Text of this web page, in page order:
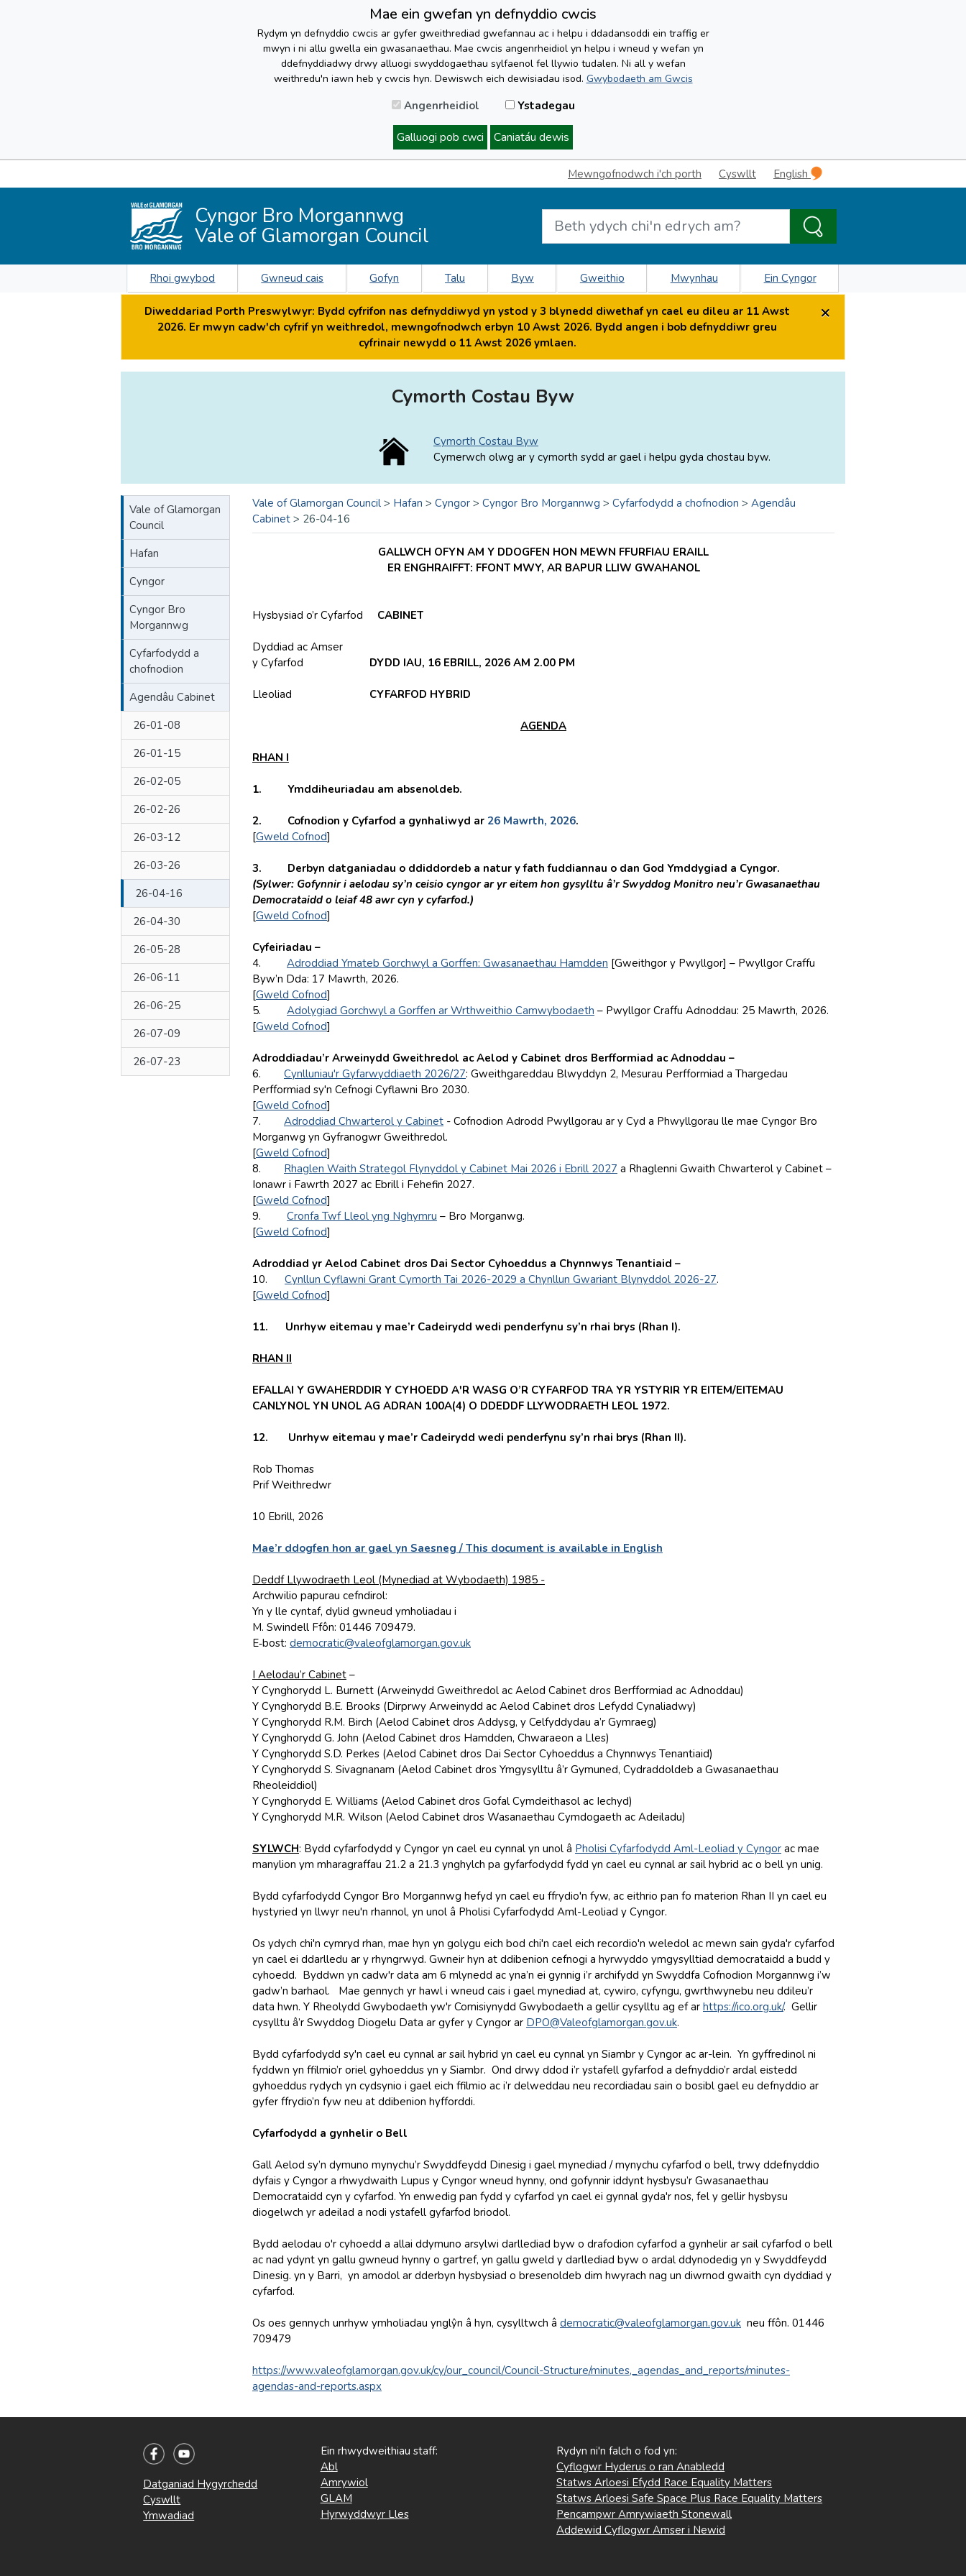
Mae ein gwefan yn defnyddio cwcis
Rydym yn defnyddio cwcis ar gyfer gweithrediad gwefannau ac i helpu i ddadansoddi ein traffig er
mwyn i ni allu gwella ein gwasanaethau. Mae cwcis angenrheidiol yn helpu i wneud y wefan yn
ddefnyddiadwy drwy alluogi swyddogaethau sylfaenol fel llywio tudalen. Ni all y wefan
weithredu'n iawn heb y cwcis hyn. Dewiswch eich dewisiadau isod. Gwybodaeth am Gwcis
Angenrheidiol Ystadegau
Galluogi pob cwci Caniatáu dewis
Mewngofnodwch i'ch porth Cyswllt English
Cyngor Bro Morgannwg
Vale of Glamorgan Council
Rhoi gwybod Gwneud cais Gofyn Talu Byw Gweithio Mwynhau Ein Cyngor
Diweddariad Porth Preswylwyr: Bydd cyfrifon nas defnyddiwyd yn ystod y 3 blynedd diwethaf yn cael eu dileu ar 11 Awst
2026. Er mwyn cadw'ch cyfrif yn weithredol, mewngofnodwch erbyn 10 Awst 2026. Bydd angen i bob defnyddiwr greu
cyfrinair newydd o 11 Awst 2026 ymlaen.
×
Cymorth Costau Byw
Cymorth Costau Byw
Cymerwch olwg ar y cymorth sydd ar gael i helpu gyda chostau byw.
Vale of Glamorgan
Council
Hafan
Cyngor
Cyngor Bro
Morgannwg
Cyfarfodydd a
chofnodion
Agendâu Cabinet
26-01-08
26-01-15
26-02-05
26-02-26
26-03-12
26-03-26
26-04-16
26-04-30
26-05-28
26-06-11
26-06-25
26-07-09
26-07-23
Vale of Glamorgan Council > Hafan > Cyngor > Cyngor Bro Morgannwg > Cyfarfodydd a chofnodion > Agendâu
Cabinet > 26-04-16
GALLWCH OFYN AM Y DDOGFEN HON MEWN FFURFIAU ERAILL
ER ENGHRAIFFT: FFONT MWY, AR BAPUR LLIW GWAHANOL
Hysbysiad o’r Cyfarfod CABINET
Dyddiad ac Amser
y Cyfarfod
DYDD IAU, 16 EBRILL, 2026 AM 2.00 PM
Lleoliad CYFARFOD HYBRID
AGENDA
RHAN I
1. Ymddiheuriadau am absenoldeb.
2. Cofnodion y Cyfarfod a gynhaliwyd ar 26 Mawrth, 2026.
[Gweld Cofnod]
3. Derbyn datganiadau o ddiddordeb a natur y fath fuddiannau o dan God Ymddygiad a Cyngor.
(Sylwer: Gofynnir i aelodau sy’n ceisio cyngor ar yr eitem hon gysylltu â’rSwyddog Monitro neu’r Gwasanaethau
Democrataidd o leiaf 48 awr cyn y cyfarfod.)
[Gweld Cofnod]
Cyfeiriadau –
4. Adroddiad Ymateb Gorchwyl a Gorffen: Gwasanaethau Hamdden [Gweithgor y Pwyllgor] – Pwyllgor Craffu
Byw’n Dda: 17 Mawrth, 2026.
[Gweld Cofnod]
5. Adolygiad Gorchwyl a Gorffen ar Wrthweithio Camwybodaeth – Pwyllgor Craffu Adnoddau: 25 Mawrth, 2026.
[Gweld Cofnod]
Adroddiadau’r Arweinydd Gweithredol ac Aelod y Cabinet dros Berfformiad ac Adnoddau –
6. Cynlluniau'r Gyfarwyddiaeth 2026/27: Gweithgareddau Blwyddyn 2, Mesurau Perfformiad a Thargedau
Perfformiad sy'n Cefnogi Cyflawni Bro 2030.
[Gweld Cofnod]
7. Adroddiad Chwarterol y Cabinet - Cofnodion Adrodd Pwyllgorau ar y Cyd a Phwyllgorau lle mae Cyngor Bro
Morganwg yn Gyfranogwr Gweithredol.
[Gweld Cofnod]
8. Rhaglen Waith Strategol Flynyddol y Cabinet Mai 2026 i Ebrill 2027 a Rhaglenni Gwaith Chwarterol y Cabinet –
Ionawr i Fawrth 2027 ac Ebrill i Fehefin 2027.
[Gweld Cofnod]
9. Cronfa Twf Lleol yng Nghymru – Bro Morganwg.
[Gweld Cofnod]
Adroddiad yr Aelod Cabinet dros Dai Sector Cyhoeddus a Chynnwys Tenantiaid –
10. Cynllun Cyflawni Grant Cymorth Tai 2026-2029 a Chynllun Gwariant Blynyddol 2026-27.
[Gweld Cofnod]
11. Unrhyw eitemau y mae’r Cadeirydd wedi penderfynu sy’n rhai brys (Rhan I).
RHAN II
EFALLAI Y GWAHERDDIR Y CYHOEDD A'R WASG O’R CYFARFOD TRA YR YSTYRIR YR EITEM/EITEMAU
CANLYNOL YN UNOL AG ADRAN 100A(4) O DDEDDF LLYWODRAETH LEOL 1972.
12. Unrhyw eitemau y mae’r Cadeirydd wedi penderfynu sy’n rhai brys (Rhan II).
Rob Thomas
Prif Weithredwr
10 Ebrill, 2026
Mae’r ddogfen hon ar gael yn Saesneg / This document is available in English
Deddf Llywodraeth Leol (Mynediad at Wybodaeth) 1985 -
Archwilio papurau cefndirol:
Yn y lle cyntaf, dylid gwneud ymholiadau i
M. Swindell Ffôn: 01446 709479.
E‑bost: democratic@valeofglamorgan.gov.uk
I Aelodau’r Cabinet –
Y Cynghorydd L. Burnett (Arweinydd Gweithredol ac Aelod Cabinet dros Berfformiad ac Adnoddau)
Y Cynghorydd B.E. Brooks (Dirprwy Arweinydd ac Aelod Cabinet dros Lefydd Cynaliadwy)
Y Cynghorydd R.M. Birch (Aelod Cabinet dros Addysg, y Celfyddydau a’r Gymraeg)
Y Cynghorydd G. John (Aelod Cabinet dros Hamdden, Chwaraeon a Lles)
Y Cynghorydd S.D. Perkes (Aelod Cabinet dros Dai Sector Cyhoeddus a Chynnwys Tenantiaid)
Y Cynghorydd S. Sivagnanam (Aelod Cabinet dros Ymgysylltu â’r Gymuned, Cydraddoldeb a Gwasanaethau
Rheoleiddiol)
Y Cynghorydd E. Williams (Aelod Cabinet dros Gofal Cymdeithasol ac Iechyd)
Y Cynghorydd M.R. Wilson (Aelod Cabinet dros Wasanaethau Cymdogaeth ac Adeiladu)
SYLWCH: Bydd cyfarfodydd y Cyngor yn cael eu cynnal yn unol â Pholisi Cyfarfodydd Aml-Leoliad y Cyngor ac mae
manylion ym mharagraffau 21.2 a 21.3 ynghylch pa gyfarfodydd fydd yn cael eu cynnal ar sail hybrid ac o bell yn unig.
Bydd cyfarfodydd Cyngor Bro Morgannwg hefyd yn cael eu ffrydio'n fyw, ac eithrio pan fo materion Rhan II yn cael eu
hystyried yn llwyr neu'n rhannol, yn unol â Pholisi Cyfarfodydd Aml-Leoliad y Cyngor.
Os ydych chi'n cymryd rhan, mae hyn yn golygu eich bod chi'n cael eich recordio'n weledol ac mewn sain gyda'r cyfarfod
yn cael ei ddarlledu ar y rhyngrwyd. Gwneir hyn at ddibenion cefnogi a hyrwyddo ymgysylltiad democrataidd a budd y
cyhoedd. Byddwn yn cadw'r data am 6 mlynedd ac yna’n ei gynnig i’r archifydd yn Swyddfa Cofnodion Morgannwg i’w
gadw’n barhaol. Mae gennych yr hawl i wneud cais i gael mynediad at, cywiro, cyfyngu, gwrthwynebu neu ddileu’r
data hwn. Y Rheolydd Gwybodaeth yw'r Comisiynydd Gwybodaeth a gellir cysylltu ag ef ar https://ico.org.uk/. Gellir
cysylltu â’r Swyddog Diogelu Data ar gyfer y Cyngor ar DPO@Valeofglamorgan.gov.uk.
Bydd cyfarfodydd sy'n cael eu cynnal ar sail hybrid yn cael eu cynnal yn Siambr y Cyngor ac ar-lein. Yn gyffredinol ni
fyddwn yn ffilmio’r oriel gyhoeddus yn y Siambr. Ond drwy ddod i’r ystafell gyfarfod a defnyddio’r ardal eistedd
gyhoeddus rydych yn cydsynio i gael eich ffilmio ac i’r delweddau neu recordiadau sain o bosibl gael eu defnyddio ar
gyfer ffrydio’n fyw neu at ddibenion hyfforddi.
Cyfarfodydd a gynhelir o Bell
Gall Aelod sy’n dymuno mynychu’r Swyddfeydd Dinesig i gael mynediad / mynychu cyfarfod o bell, trwy ddefnyddio
dyfais y Cyngor a rhwydwaith Lupus y Cyngor wneud hynny, ond gofynnir iddynt hysbysu’r Gwasanaethau
Democrataidd cyn y cyfarfod. Yn enwedig pan fydd y cyfarfod yn cael ei gynnal gyda'r nos, fel y gellir hysbysu
diogelwch yr adeilad a nodi ystafell gyfarfod briodol.
Bydd aelodau o'r cyhoedd a allai ddymuno arsylwi darllediad byw o drafodion cyfarfod a gynhelir ar sail cyfarfod o bell
ac nad ydynt yn gallu gwneud hynny o gartref, yn gallu gweld y darllediad byw o ardal ddynodedig yn y Swyddfeydd
Dinesig. yn y Barri, yn amodol ar dderbyn hysbysiad o bresenoldeb dim hwyrach nag un diwrnod gwaith cyn dyddiad y
cyfarfod.
Os oes gennych unrhyw ymholiadau ynglŷn â hyn, cysylltwch â democratic@valeofglamorgan.gov.uk neu ffôn. 01446
709479
https://www.valeofglamorgan.gov.uk/cy/our_council/Council-Structure/minutes,_agendas_and_reports/minutes-
agendas-and-reports.aspx
Datganiad Hygyrchedd
Cyswllt
Ymwadiad
Ein rhwydweithiau staff:
Abl
Amrywiol
GLAM
Hyrwyddwyr Lles
Rydyn ni'n falch o fod yn:
Cyflogwr Hyderus o ran Anabledd
Statws Arloesi Efydd Race Equality Matters
Statws Arloesi Safe Space Plus Race Equality Matters
Pencampwr Amrywiaeth Stonewall
Addewid Cyflogwr Amser i Newid